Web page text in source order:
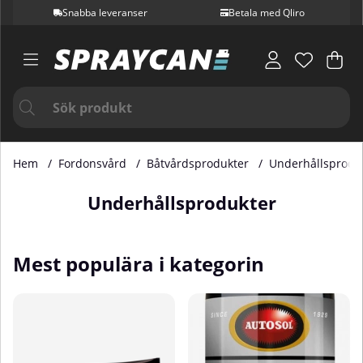
Snabba leveranser Betala med Qliro
.
Hem Fordonsvård Båtvårdsprodukter
Underhållsprodukter
Mest populära i kategorin